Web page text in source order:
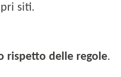
siti.
rispetto delle regole.